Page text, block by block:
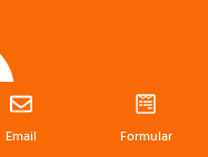
Email Formular